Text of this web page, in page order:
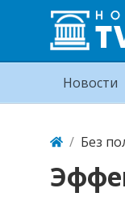
Новости
Без